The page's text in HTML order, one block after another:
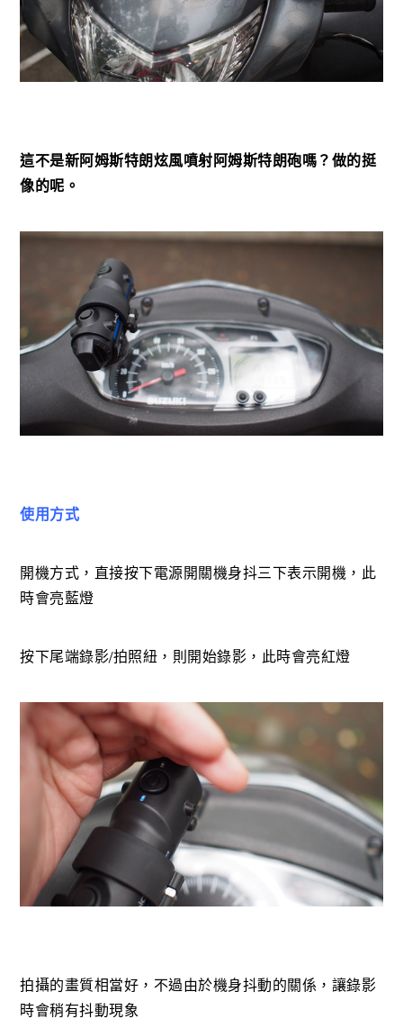
這不是新阿姆斯特朗炫風噴射阿姆斯特朗砲嗎？做的挺
像的呢。
使用方式
開機方式，直接按下電源開關機身抖三下表示開機，此
時會亮藍燈
按下尾端錄影/拍照紐，則開始錄影，此時會亮紅燈
拍攝的畫質相當好，不過由於機身抖動的關係，讓錄影
時會稍有抖動現象